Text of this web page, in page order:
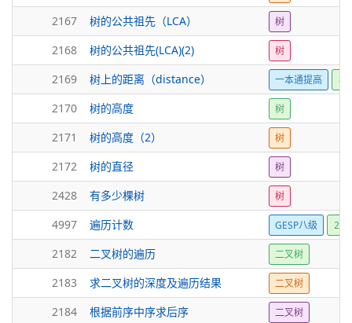
2167 树的公共祖先（LCA） 树
2168 树的公共祖先(LCA)(2) 树
2169 树上的距离（distance） 一本通提高 树
2170 树的高度 树
2171 树的高度（2） 树
2172 树的直径 树
2428 有多少棵树 树
4997 遍历计数 GESP八级 25
2182 二叉树的遍历 二叉树
2183 求二叉树的深度及遍历结果 二叉树
2184 根据前序中序求后序 二叉树